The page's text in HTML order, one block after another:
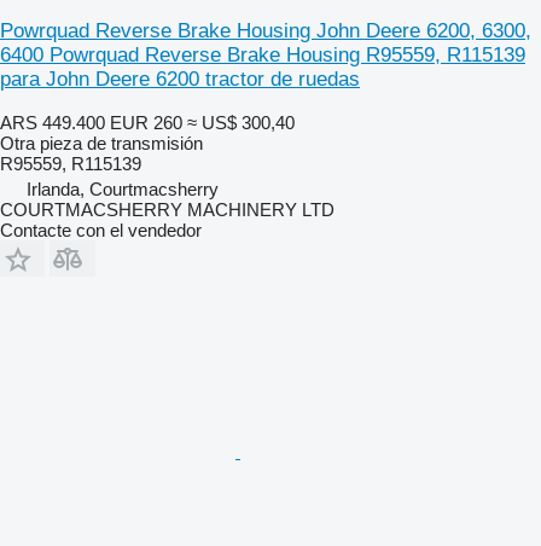
Powrquad Reverse Brake Housing John Deere 6200, 6300,
6400 Powrquad Reverse Brake Housing R95559, R115139
para John Deere 6200 tractor de ruedas
ARS 449.400 EUR 260 ≈ US$ 300,40
Otra pieza de transmisión
R95559, R115139
Irlanda, Courtmacsherry
COURTMACSHERRY MACHINERY LTD
Contacte con el vendedor